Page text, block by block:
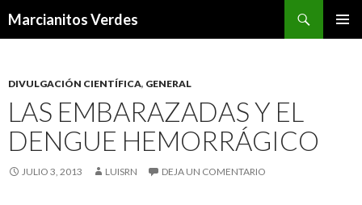
Marcianitos Verdes
DIVULGACIÓN CIENTÍFICA, GENERAL
LAS EMBARAZADAS Y EL
DENGUE HEMORRÁGICO
JULIO 3, 2013 LUISRN DEJA UN COMENTARIO